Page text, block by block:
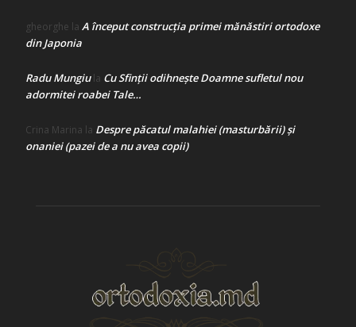
gheorghe la A început construcţia primei mănăstiri ortodoxe
din Japonia
Radu Mungiula Cu Sfinții odihnește Doamne sufletul nou
adormitei roabei Tale…
Crina Marina la Despre păcatul malahiei (masturbării) şi
onaniei (pazei de a nu avea copii)